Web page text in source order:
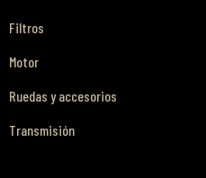
Filtros
Motor
Ruedas y accesorios
Transmisión